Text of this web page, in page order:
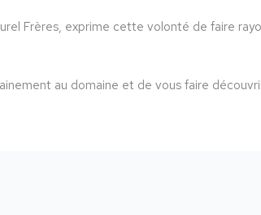
Frères, exprime cette volonté de faire
au domaine et de vous faire